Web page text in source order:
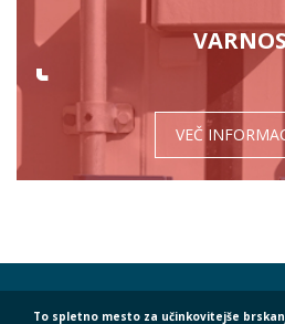
VEČ
QUICK ACCESS
To spletno mesto za učinkovitejše